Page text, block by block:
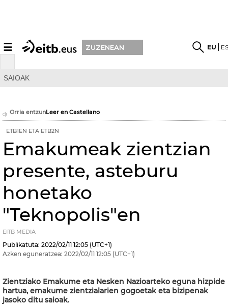
☰ ZUZENEAN EU
SAIOAK
Orria entzunLeer en Castellano
ETB1EN ETA ETB2N
Emakumeak zientzian
presente, asteburu
honetako
"Teknopolis"en
EITB MEDIA
Publikatuta: 2022/02/11 12:05 (UTC+1)
Azken eguneratzea: 2022/02/11 12:05 (UTC+1)
Zientziako Emakume eta Nesken Nazioarteko eguna hizpide
hartua, emakume zientzialarien gogoetak eta bizipenak
jasoko ditu saioak.